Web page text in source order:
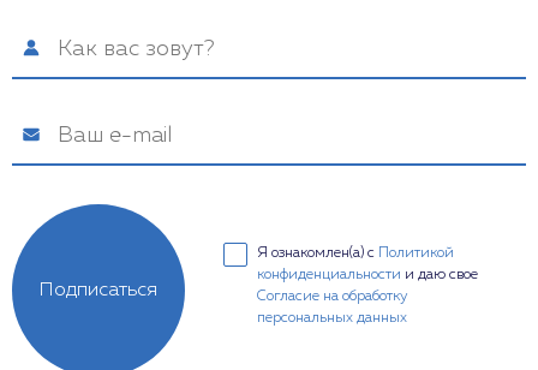
Я ознакомлен(а) с
Политикой
конфиденциальности и даю свое
Согласие на обработку
персональных данных
Подписаться